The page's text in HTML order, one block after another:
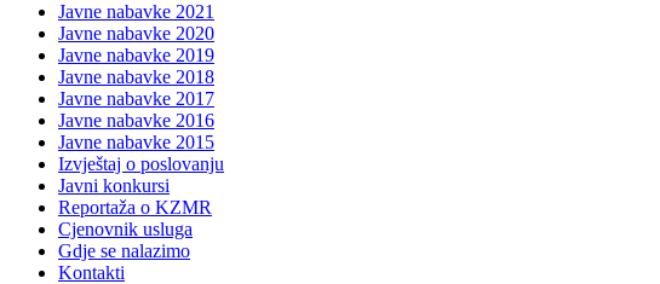
Javne nabavke 2021
Javne nabavke 2020
Javne nabavke 2019
Javne nabavke 2018
Javne nabavke 2017
Javne nabavke 2016
Javne nabavke 2015
Izvještaj o poslovanju
Javni konkursi
Reportaža o KZMR
Cjenovnik usluga
Gdje se nalazimo
Kontakti